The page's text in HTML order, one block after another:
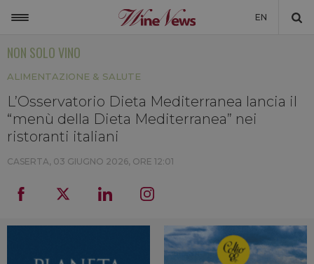
EN
MONDO
NON SOLO VINO
LA CANTINA DI WINENEWS
DICONO DI NOI
NON SOLO VINO
ALIMENTAZIONE & SALUTE
L’Osservatorio Dieta Mediterranea lancia il
“menù della Dieta Mediterranea” nei
ristoranti italiani
CASERTA, 03 GIUGNO 2026, ORE 12:01